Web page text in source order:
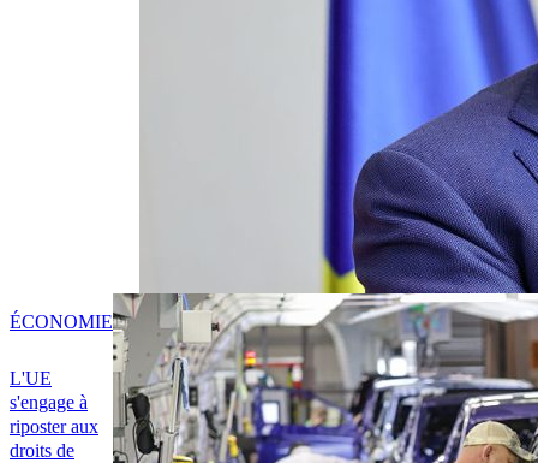
L'UE
s'engage à
riposter aux
droits de
ÉCONOMIE